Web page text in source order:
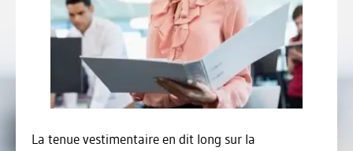
La tenue vestimentaire en dit long sur la